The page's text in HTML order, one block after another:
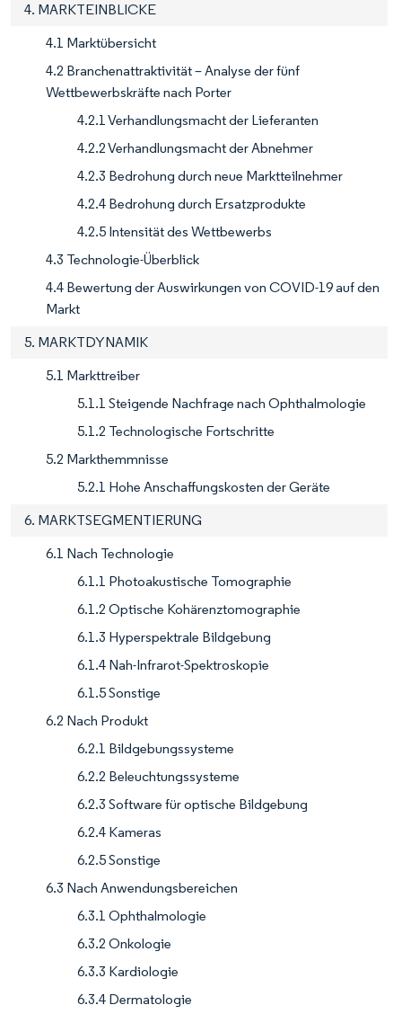
4. MARKTEINBLICKE
4.1 Marktübersicht
4.2 Branchenattraktivität – Analyse der fünf
Wettbewerbskräfte nach Porter
4.2.1 Verhandlungsmacht der Lieferanten
4.2.2 Verhandlungsmacht der Abnehmer
4.2.3 Bedrohung durch neue Marktteilnehmer
4.2.4 Bedrohung durch Ersatzprodukte
4.2.5 Intensität des Wettbewerbs
4.3 Technologie-Überblick
4.4 Bewertung der Auswirkungen von COVID-19 auf den
Markt
5. MARKTDYNAMIK
5.1 Markttreiber
5.1.1 Steigende Nachfrage nach Ophthalmologie
5.1.2 Technologische Fortschritte
5.2 Markthemmnisse
5.2.1 Hohe Anschaffungskosten der Geräte
6. MARKTSEGMENTIERUNG
6.1 Nach Technologie
6.1.1 Photoakustische Tomographie
6.1.2 Optische Kohärenztomographie
6.1.3 Hyperspektrale Bildgebung
6.1.4 Nah-Infrarot-Spektroskopie
6.1.5 Sonstige
6.2 Nach Produkt
6.2.1 Bildgebungssysteme
6.2.2 Beleuchtungssysteme
6.2.3 Software für optische Bildgebung
6.2.4 Kameras
6.2.5 Sonstige
6.3 Nach Anwendungsbereichen
6.3.1 Ophthalmologie
6.3.2 Onkologie
6.3.3 Kardiologie
6.3.4 Dermatologie